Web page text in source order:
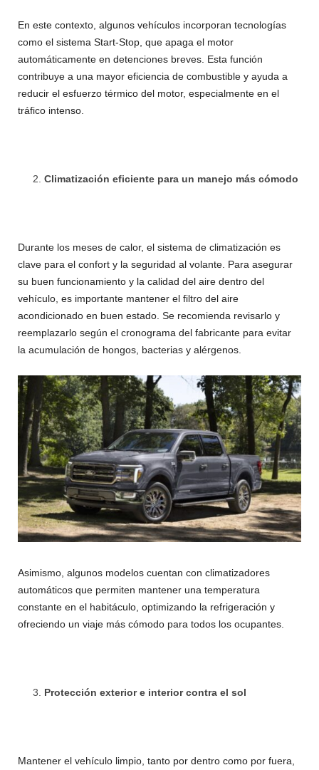
En este contexto, algunos vehículos incorporan tecnologías
como el sistema Start-Stop, que apaga el motor
automáticamente en detenciones breves. Esta función
contribuye a una mayor eficiencia de combustible y ayuda a
reducir el esfuerzo térmico del motor, especialmente en el
tráfico intenso.
Climatización eficiente para un manejo más cómodo
Durante los meses de calor, el sistema de climatización es
clave para el confort y la seguridad al volante. Para asegurar
su buen funcionamiento y la calidad del aire dentro del
vehículo, es importante mantener el filtro del aire
acondicionado en buen estado. Se recomienda revisarlo y
reemplazarlo según el cronograma del fabricante para evitar
la acumulación de hongos, bacterias y alérgenos.
Asimismo, algunos modelos cuentan con climatizadores
automáticos que permiten mantener una temperatura
constante en el habitáculo, optimizando la refrigeración y
ofreciendo un viaje más cómodo para todos los ocupantes.
Protección exterior e interior contra el sol
Mantener el vehículo limpio, tanto por dentro como por fuera,